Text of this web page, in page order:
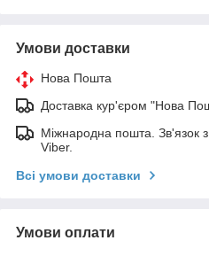
Умови доставки
Нова Пошта
Доставка кур'єром "Нова
Міжнародна пошта. Зв'язок
Viber.
Всі умови доставки
Умови оплати